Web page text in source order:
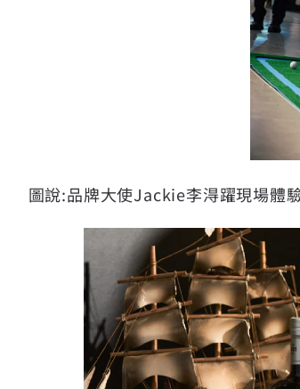
圖說:品牌大使Jackie李淂躍現場體